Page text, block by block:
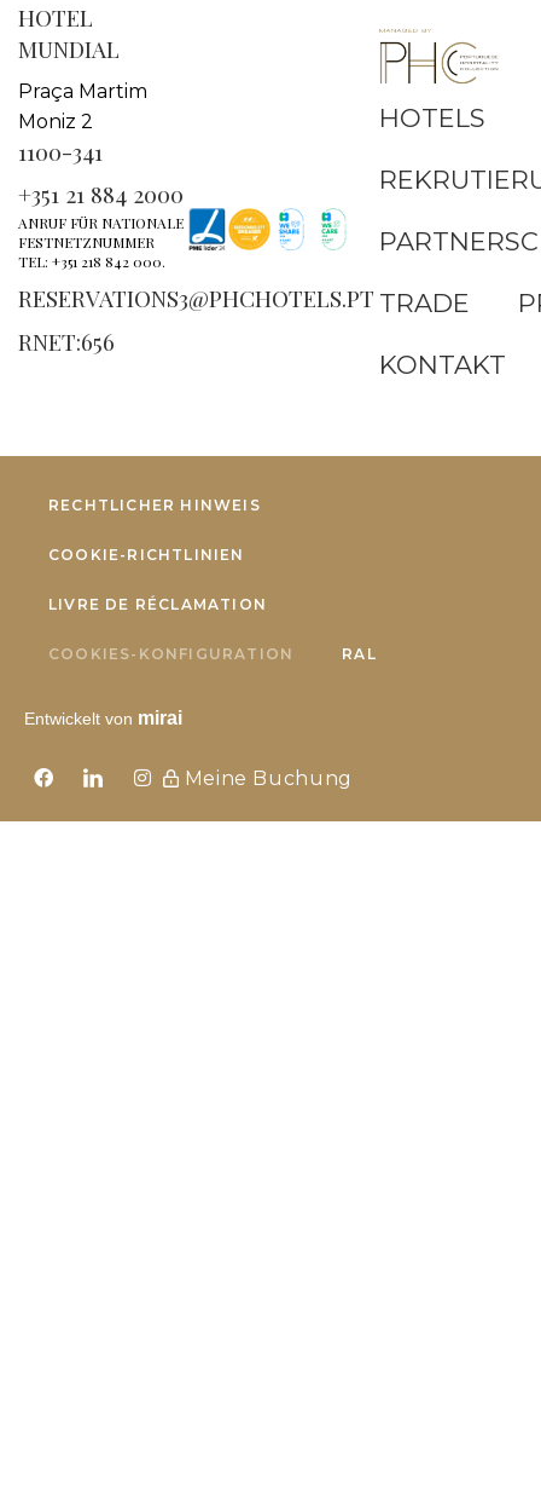
HOTEL
MUNDIAL
Praça Martim
Moniz 2
1100-341
+351 21 884 2000
ANRUF FÜR NATIONALE
FESTNETZNUMMER
TEL: +351 218 842 000.
RESERVATIONS3@PHCHOTELS.PT
RNET:656
HOTELS
TRADE
KONTAKT
RECHTLICHER HINWEIS
COOKIE-RICHTLINIEN
LIVRE DE RÉCLAMATION
COOKIES-KONFIGURATION RAL
Entwickelt von mirai
Meine Buchung